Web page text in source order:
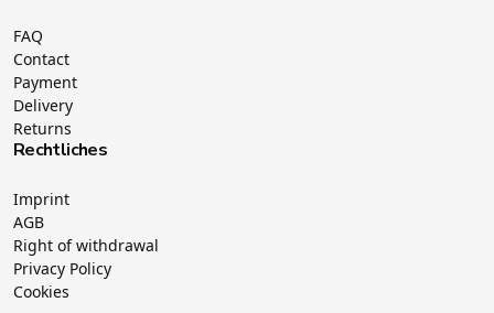
FAQ
Contact
Payment
Delivery
Returns
Rechtliches
Imprint
AGB
Right of withdrawal
Privacy Policy
Cookies